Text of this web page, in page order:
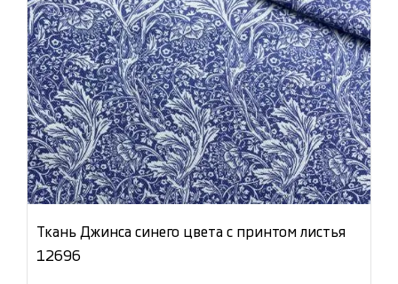
Ткань Джинса синего цвета с принтом листья
12696